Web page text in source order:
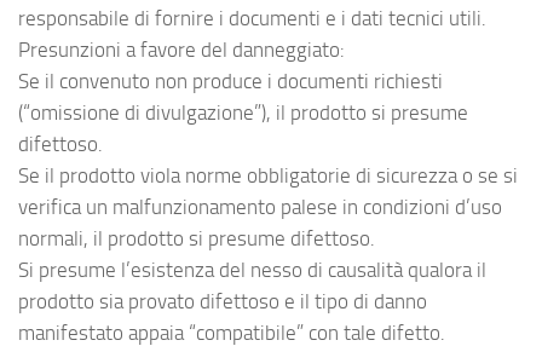
responsabile di fornire i documenti e i dati tecnici utili.
Presunzioni a favore del danneggiato:
Se il convenuto non produce i documenti richiesti
(“omissione di divulgazione”), il prodotto si presume
difettoso.
Se il prodotto viola norme obbligatorie di sicurezza o se si
verifica un malfunzionamento palese in condizioni d’uso
normali, il prodotto si presume difettoso.
Si presume l’esistenza del nesso di causalità qualora il
prodotto sia provato difettoso e il tipo di danno
manifestato appaia “compatibile” con tale difetto.